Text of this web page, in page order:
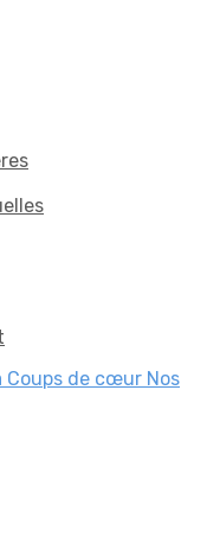
Coups de cœur Nos